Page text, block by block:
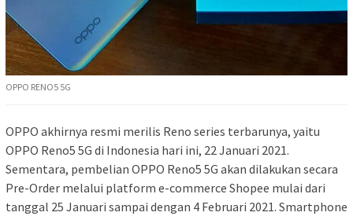
OPPO RENO5 5G
OPPO akhirnya resmi merilis Reno series terbarunya, yaitu
OPPO Reno5 5G di Indonesia hari ini, 22 Januari 2021.
Sementara, pembelian OPPO Reno5 5G akan dilakukan secara
Pre-Order melalui platform e-commerce Shopee mulai dari
tanggal 25 Januari sampai dengan 4 Februari 2021. Smartphone